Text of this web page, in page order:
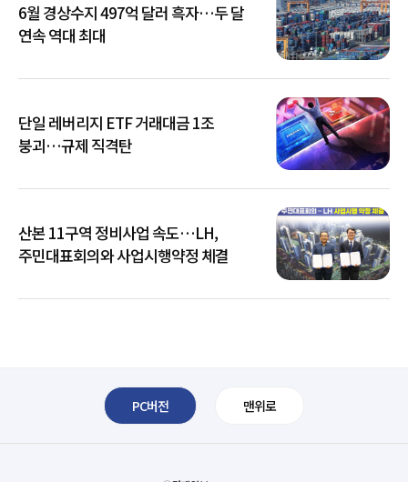
6월 경상수지 497억 달러 흑자…두 달
연속 역대 최대
단일 레버리지 ETF 거래대금 1조
붕괴…규제 직격탄
산본 11구역 정비사업 속도…LH,
주민대표회의와 사업시행약정 체결
PC버전 맨위로